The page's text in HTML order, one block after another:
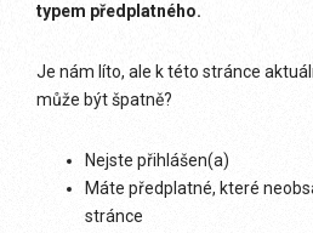
typem předplatného.
Je nám líto, ale k této stránce
může být špatně?
Nejste přihlášen(a)
Máte předplatné, které
stránce